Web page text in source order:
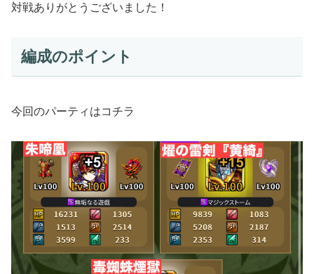
対戦ありがとうございました！
編成のポイント
今回のパーティはコチラ